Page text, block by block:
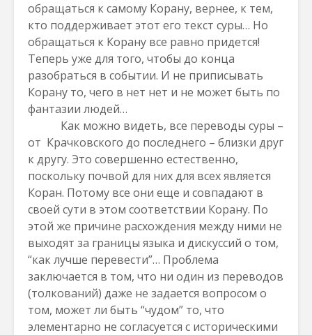
обращаться к самому Корану, вернее, к тем,
кто поддерживает этот его текст суры… Но
обращаться к Корану все равно придется!
Теперь уже для того, чтобы до конца
разобраться в событии. И не приписывать
Корану то, чего в нет нет и не может быть по
фантазии людей…
Как можно видеть, все переводы суры –
от Крачковского до последнего – близки друг
к другу. Это совершенно естественно,
поскольку почвой для них для всех является
Коран. Потому все они еще и совпадают в
своей сути в этом соответствии Корану. По
этой же причине расхождения между ними не
выходят за границы языка и дискуссий о том,
“как лучше перевести”… Проблема
заключается в том, что ни один из переводов
(толкований) даже не задается вопросом о
том, может ли быть “чудом” то, что
элементарно не согласуется с историческими